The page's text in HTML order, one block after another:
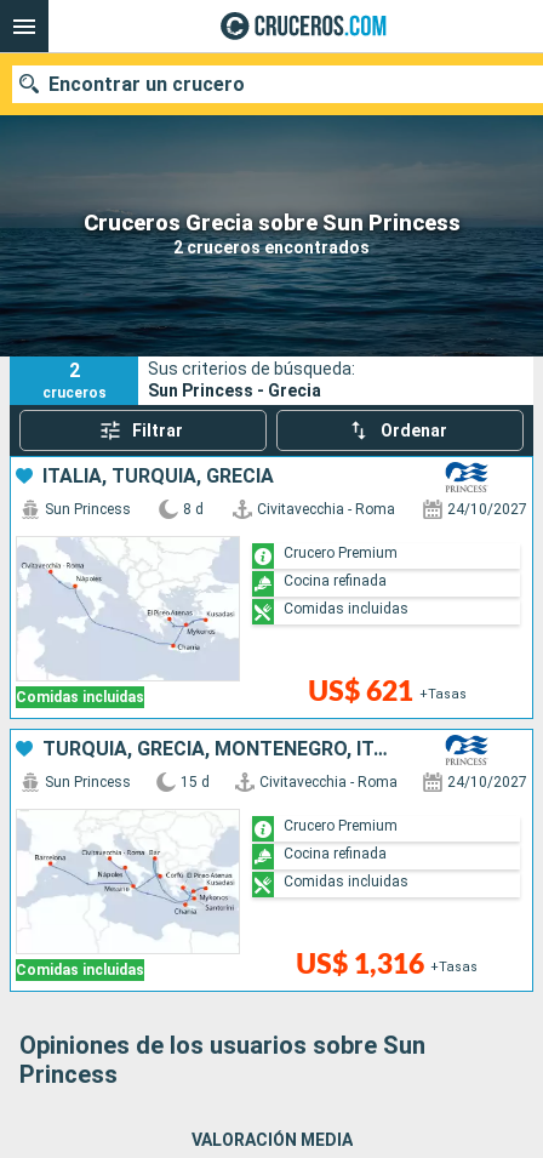
Cruceros Grecia sobre Sun Princess
2 cruceros encontrados
Encontrar un crucero
Nuestros destinos
Fecha de salida
Puertos Compañías
Buscar
2
cruceros
Sus criterios de búsqueda:
Sun Princess - Grecia
Filtrar Ordenar
ITALIA, TURQUÍA, GRECIA
Comidas incluidas
Sun Princess 8 d Civitavecchia - Roma 24/10/2027
US$ 621 +Tasas
Crucero Premium
Cocina refinada
Comidas incluidas
TURQUÍA, GRECIA, MONTENEGRO, ITALIA, ESPAÑA
Comidas incluidas
Sun Princess 15 d Civitavecchia - Roma 24/10/2027
US$ 1,316 +Tasas
Crucero Premium
Cocina refinada
Comidas incluidas
Opiniones de los usuarios sobre Sun
Princess
VALORACIÓN MEDIA